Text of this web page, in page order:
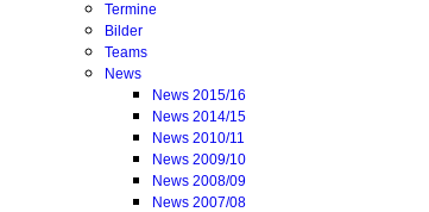
Termine
Bilder
Teams
News
News 2015/16
News 2014/15
News 2010/11
News 2009/10
News 2008/09
News 2007/08